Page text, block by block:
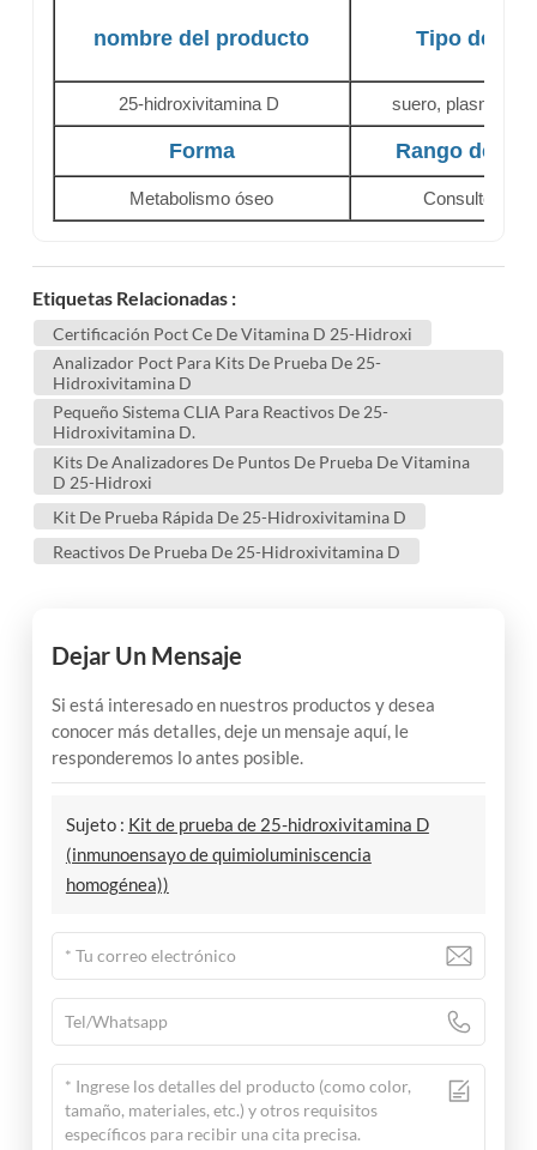
nombre del producto Tipo de
25-hidroxivitamina D suero, plasma,
Forma Rango de
Metabolismo óseo Consulte el
Etiquetas Relacionadas :
Certificación Poct Ce De Vitamina D 25-Hidroxi
Analizador Poct Para Kits De Prueba De 25-
Hidroxivitamina D
Pequeño Sistema CLIA Para Reactivos De 25-
Hidroxivitamina D.
Kits De Analizadores De Puntos De Prueba De Vitamina
D 25-Hidroxi
Kit De Prueba Rápida De 25-Hidroxivitamina D
Reactivos De Prueba De 25-Hidroxivitamina D
Dejar Un Mensaje
Si está interesado en nuestros productos y desea
conocer más detalles, deje un mensaje aquí, le
responderemos lo antes posible.
Sujeto : Kit de prueba de 25-hidroxivitamina D
(inmunoensayo de quimioluminiscencia
homogénea))